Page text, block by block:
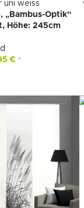
„Bambus-Optik“
Höhe: 245cm
€ *